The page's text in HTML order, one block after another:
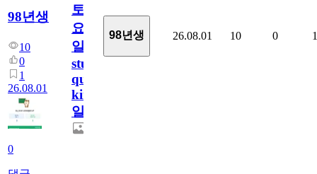
98년생
10
0
1
26.08.01
0
토
요
일/English
study
quiz
king767
일
98년생 26.08.01 10 0 1